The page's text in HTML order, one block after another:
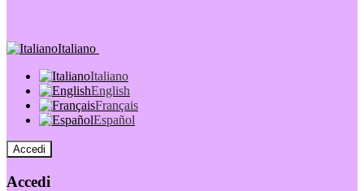
Italiano
Italiano
English
Français
Español
Accedi
Accedi